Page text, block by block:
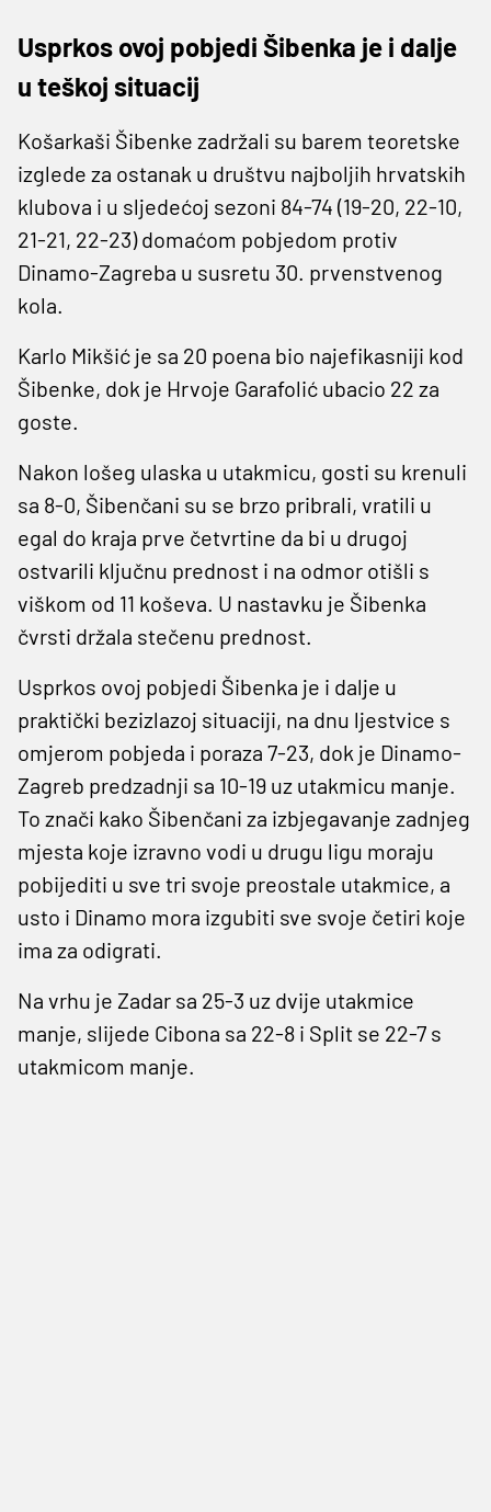
Usprkos ovoj pobjedi Šibenka je i dalje
u teškoj situacij
Košarkaši Šibenke zadržali su barem teoretske
izglede za ostanak u društvu najboljih hrvatskih
klubova i u sljedećoj sezoni 84-74 (19-20, 22-10,
21-21, 22-23) domaćom pobjedom protiv
Dinamo-Zagreba u susretu 30. prvenstvenog
kola.
Karlo Mikšić je sa 20 poena bio najefikasniji kod
Šibenke, dok je Hrvoje Garafolić ubacio 22 za
goste.
Nakon lošeg ulaska u utakmicu, gosti su krenuli
sa 8-0, Šibenčani su se brzo pribrali, vratili u
egal do kraja prve četvrtine da bi u drugoj
ostvarili ključnu prednost i na odmor otišli s
viškom od 11 koševa. U nastavku je Šibenka
čvrsti držala stečenu prednost.
Usprkos ovoj pobjedi Šibenka je i dalje u
praktički bezizlazoj situaciji, na dnu ljestvice s
omjerom pobjeda i poraza 7-23, dok je Dinamo-
Zagreb predzadnji sa 10-19 uz utakmicu manje.
To znači kako Šibenčani za izbjegavanje zadnjeg
mjesta koje izravno vodi u drugu ligu moraju
pobijediti u sve tri svoje preostale utakmice, a
usto i Dinamo mora izgubiti sve svoje četiri koje
ima za odigrati.
Na vrhu je Zadar sa 25-3 uz dvije utakmice
manje, slijede Cibona sa 22-8 i Split se 22-7 s
utakmicom manje.